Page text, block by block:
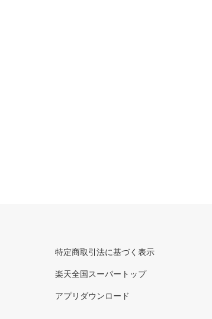
特定商取引法に基づく表示
楽天全国スーパートップ
アプリダウンロード